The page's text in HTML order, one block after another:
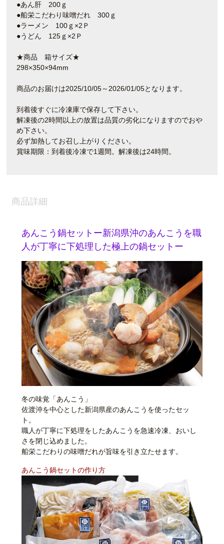
●あん肝 200ｇ
●船栄こだわり味噌だれ 300ｇ
●ラーメン 100ｇ×2Ｐ
●うどん 125ｇ×2Ｐ
★商品 箱サイズ★
298×350×94mm
商品のお届けは2025/10/05～2026/01/05となります。
到着後すぐに冷凍庫で保存して下さい。
解凍後の2時間以上の放置は品質の劣化になりますのでおや
め下さい。
必ず加熱してお召し上がりください。
賞味期限：到着後冷凍で1週間。解凍後は24時間。
商品詳細
あんこう鍋セットー新潟県沖のあんこうを職
人が丁寧に下処理した極上の鍋セットー
冬の味覚「あんこう」
佐渡沖を中心とした新潟県産のあんこうを使ったセッ
ト。
職人が丁寧に下処理をしたあんこうを急速冷凍、おいし
さを閉じ込めました。
船栄こだわりの味噌だれが旨味を引き立たせます。
あんこう鍋セットの作り方